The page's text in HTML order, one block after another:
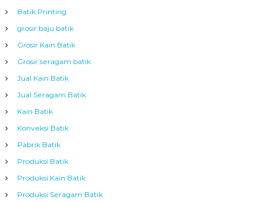
Batik Printing
grosir baju batik
Grosir Kain Batik
Grosir seragam batik
Jual Kain Batik
Jual Seragam Batik
Kain Batik
Konveksi Batik
Pabrik Batik
Produksi Batik
Produksi Kain Batik
Produksi Seragam Batik